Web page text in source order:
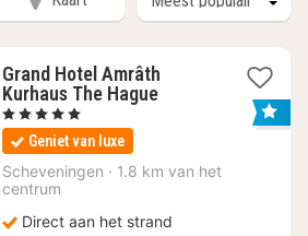
Grand Hotel Amrâth
Kurhaus The Hague1
130,92
, 5 Sterren
Geniet van luxe
Scheveningen · 1.8 km van het
centrum
Direct aan het strand